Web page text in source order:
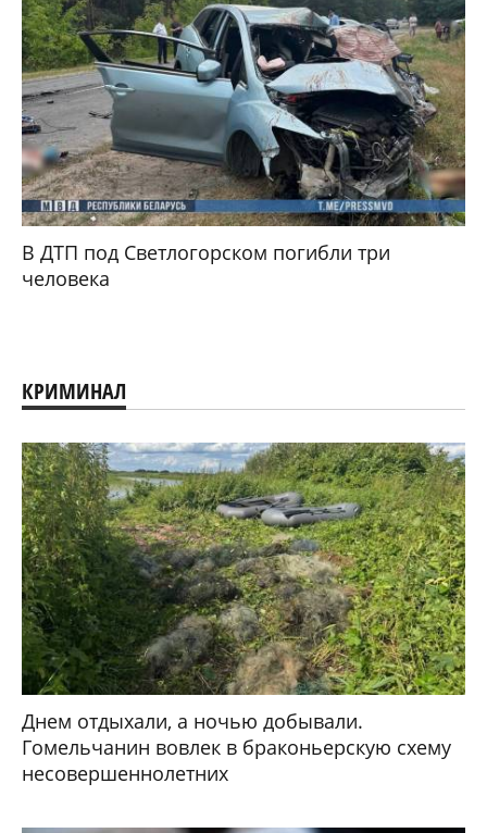
В ДТП под Светлогорском погибли три
человека
КРИМИНАЛ
Днем отдыхали, а ночью добывали.
Гомельчанин вовлек в браконьерскую схему
несовершеннолетних